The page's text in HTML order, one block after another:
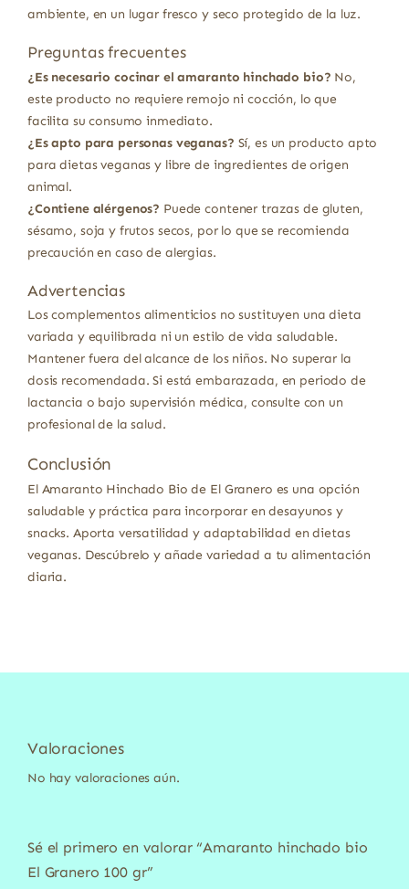
ambiente, en un lugar fresco y seco protegido de la luz.
Preguntas frecuentes
¿Es necesario cocinar el amaranto hinchado bio? No,
este producto no requiere remojo ni cocción, lo que
facilita su consumo inmediato.
¿Es apto para personas veganas? Sí, es un producto apto
para dietas veganas y libre de ingredientes de origen
animal.
¿Contiene alérgenos? Puede contener trazas de gluten,
sésamo, soja y frutos secos, por lo que se recomienda
precaución en caso de alergias.
Advertencias
Los complementos alimenticios no sustituyen una dieta
variada y equilibrada ni un estilo de vida saludable.
Mantener fuera del alcance de los niños. No superar la
dosis recomendada. Si está embarazada, en periodo de
lactancia o bajo supervisión médica, consulte con un
profesional de la salud.
Conclusión
El Amaranto Hinchado Bio de El Granero es una opción
saludable y práctica para incorporar en desayunos y
snacks. Aporta versatilidad y adaptabilidad en dietas
veganas. Descúbrelo y añade variedad a tu alimentación
diaria.
Valoraciones
No hay valoraciones aún.
Sé el primero en valorar “Amaranto hinchado bio
El Granero 100 gr”